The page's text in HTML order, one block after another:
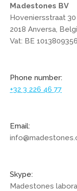
Madestones BV
Hoveniersstraat 30
2018 Anversa,
Vat: BE 1013809356
Phone number:
+32 3 226 46 77
Email:
Skype:
Madestones